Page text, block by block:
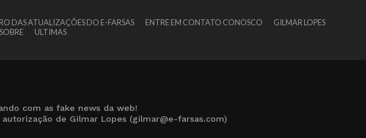
DAS ATUALIZAÇÕES DO E-FARSAS ENTRE EM CONTATO CONOSCO
GILMAR LOPES
SOBRE ULTIMAS
com as fake news da web!
de Gilmar Lopes (gilmar@e-farsas.com)